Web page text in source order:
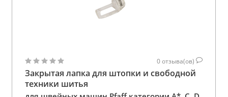
0отзыва(ов)
Закрытая лапка для штопки и свободной
техники шитья